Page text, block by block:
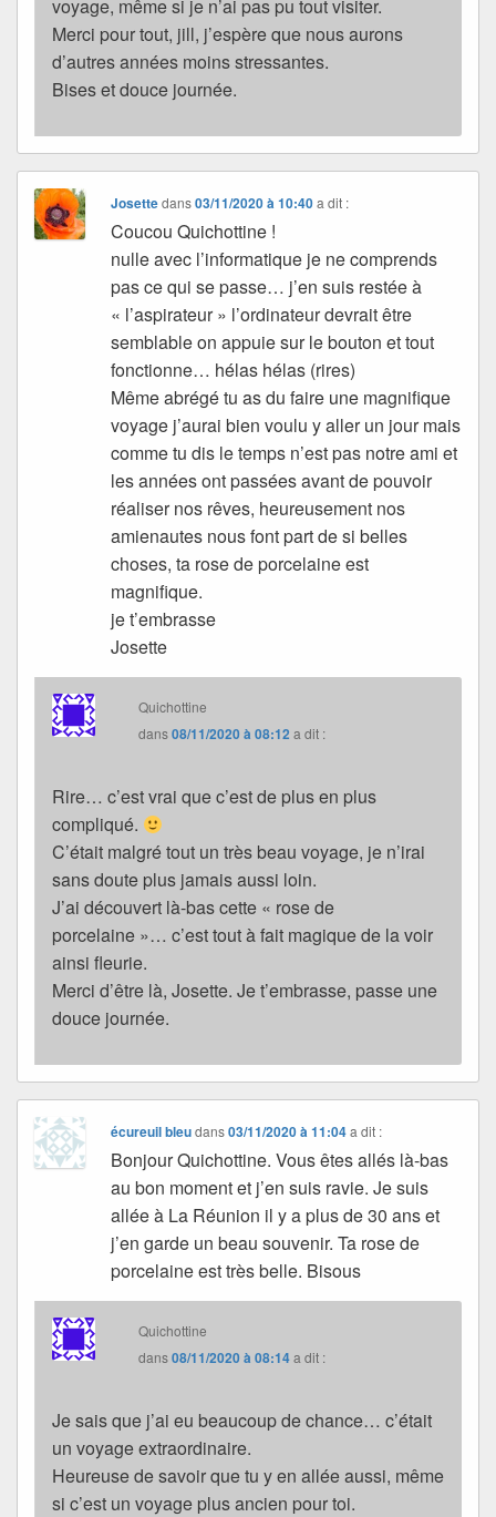
voyage, même si je n’ai pas pu tout visiter.
Merci pour tout, jill, j’espère que nous aurons
d’autres années moins stressantes.
Bises et douce journée.
Josettedans03/11/2020 à 10:40 a dit :
Coucou Quichottine !
nulle avec l’informatique je ne comprends
pas ce qui se passe… j’en suis restée à
« l’aspirateur » l’ordinateur devrait être
semblable on appuie sur le bouton et tout
fonctionne… hélas hélas (rires)
Même abrégé tu as du faire une magnifique
voyage j’aurai bien voulu y aller un jour mais
comme tu dis le temps n’est pas notre ami et
les années ont passées avant de pouvoir
réaliser nos rêves, heureusement nos
amienautes nous font part de si belles
choses, ta rose de porcelaine est
magnifique.
je t’embrasse
Josette
Quichottine
dans08/11/2020 à 08:12 a dit :
Rire… c’est vrai que c’est de plus en plus
compliqué.
C’était malgré tout un très beau voyage, je n’irai
sans doute plus jamais aussi loin.
J’ai découvert là-bas cette « rose de
porcelaine »… c’est tout à fait magique de la voir
ainsi fleurie.
Merci d’être là, Josette. Je t’embrasse, passe une
douce journée.
écureuil bleudans03/11/2020 à 11:04 a dit :
Bonjour Quichottine. Vous êtes allés là-bas
au bon moment et j’en suis ravie. Je suis
allée à La Réunion il y a plus de 30 ans et
j’en garde un beau souvenir. Ta rose de
porcelaine est très belle. Bisous
Quichottine
dans08/11/2020 à 08:14a dit :
Je sais que j’ai eu beaucoup de chance… c’était
un voyage extraordinaire.
Heureuse de savoir que tu y en allée aussi, même
si c’est un voyage plus ancien pour toi.